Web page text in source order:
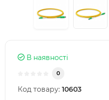
В наявності
0
Код товару: 10603